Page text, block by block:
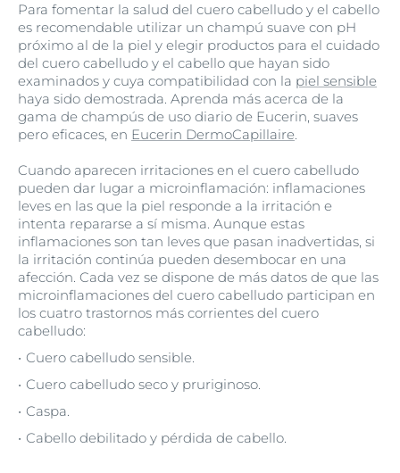
Para fomentar la salud del cuero cabelludo y el cabello
es recomendable utilizar un champú suave con pH
próximo al de la piel y elegir productos para el cuidado
del cuero cabelludo y el cabello que hayan sido
examinados y cuya compatibilidad con la piel sensible
haya sido demostrada. Aprenda más acerca de la
gama de champús de uso diario de Eucerin, suaves
pero eficaces, en Eucerin DermoCapillaire.
Cuando aparecen irritaciones en el cuero cabelludo
pueden dar lugar a microinflamación: inflamaciones
leves en las que la piel responde a la irritación e
intenta repararse a sí misma. Aunque estas
inflamaciones son tan leves que pasan inadvertidas, si
la irritación continúa pueden desembocar en una
afección. Cada vez se dispone de más datos de que las
microinflamaciones del cuero cabelludo participan en
los cuatro trastornos más corrientes del cuero
cabelludo:
Cuero cabelludo sensible.
Cuero cabelludo seco y pruriginoso.
Caspa.
Cabello debilitado y pérdida de cabello.